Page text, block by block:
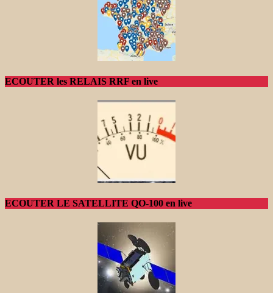
ECOUTER les RELAIS RRF en live
ECOUTER LE SATELLITE QO-100 en live